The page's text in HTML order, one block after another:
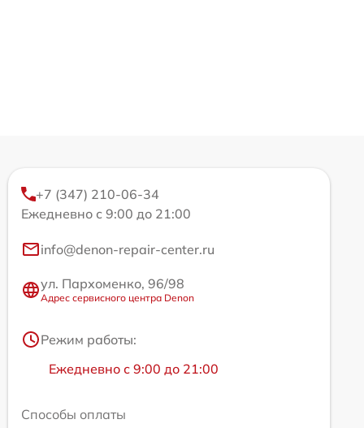
+7 (347) 210-06-34
Ежедневно с 9:00 до 21:00
info@denon-repair-center.ru
ул. Пархоменко, 96/98
Адрес сервисного центра Denon
Режим работы:
Ежедневно с 9:00 до 21:00
Способы оплаты